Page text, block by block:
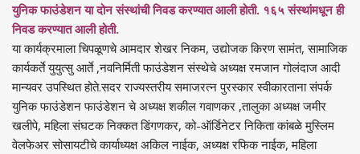
युनिक फाउंडेशन या दोन संस्थांची निवड करण्यात आली होती. १६५ संस्थांमधून ही
निवड करण्यात आली होती.
या कार्यक्रमाला चिपळूणचे आमदार शेखर निकम, उद्योजक किरण सामंत, सामाजिक
कार्यकर्ते युयुत्सु आर्ते ,नवनिर्मिती फाउंडेशन संस्थेचे अध्यक्ष रमजान गोलंदाज आदी
मान्यवर उपस्थित होते.सदर राज्यस्तरीय समाजरत्न पुरस्कार स्वीकारताना संपर्क
युनिक फाउंडेशन फाउंडेशन चे अध्यक्ष शकील गवाणकर ,तालुका अध्यक्ष जमीर
खलीपे, महिला संघटक निक्कत डिंगणकर, को-ऑर्डिनेटर निकिता कांबळे मुस्लिम
वेलफेअर सोसायटीचे कार्याध्यक्ष अकिल नाईक, अध्यक्ष रफिक नाईक, महिला